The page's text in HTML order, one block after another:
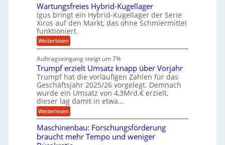
n
g
u
n
g
e
n
d
M
a
s
c
h
i
e
n
b
a
u
u
g
k
r
e
i
s
a
u
f
e
l
s
c
h
i
e
e
n
f
ü
h
r
u
n
g
e
B
Wartungsfreies Hybrid-Kugellager
Igus bringt ein Hybrid-Kugellager der Serie
Xiros auf den Markt, das ohne Schmiermittel
funktioniert.
Weiterlesen:
W
r
t
u
n
g
s
f
r
e
i
e
s
Auftragseingang steigt um 7%
Trumpf erzielt Umsatz knapp über Vorjahr
Trumpf hat die vorläufigen Zahlen für das
Geschäftsjahr 2025/26 vorgelegt. Demnach
wurde ein Umsatz von 4,3Mrd.€ erzielt,
dieser lag damit in etwa…
Weiterlesen:
T
u
m
Maschinenbau: Forschungsförderung
braucht mehr Tempo und weniger